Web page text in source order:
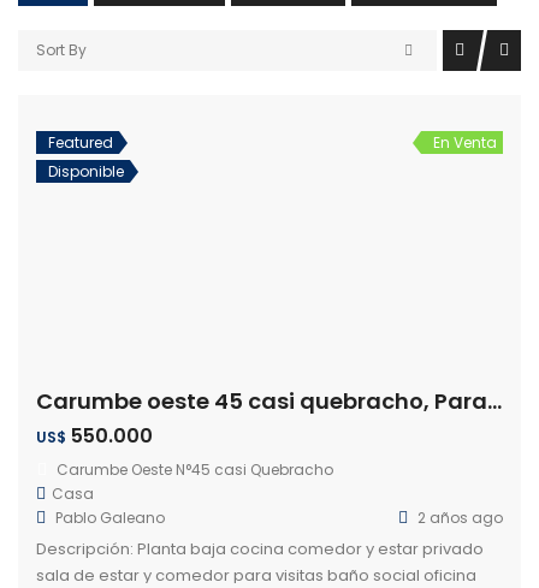
Sort By
Featured
Disponible
En Venta
Carumbe oeste 45 casi quebracho, Paraná Country Club, Hernandarias
US$ 550.000
Carumbe Oeste N°45 casi Quebracho
Casa
Pablo Galeano
2 años ago
Descripción: Planta baja cocina comedor y estar privado
sala de estar y comedor para visitas baño social oficina